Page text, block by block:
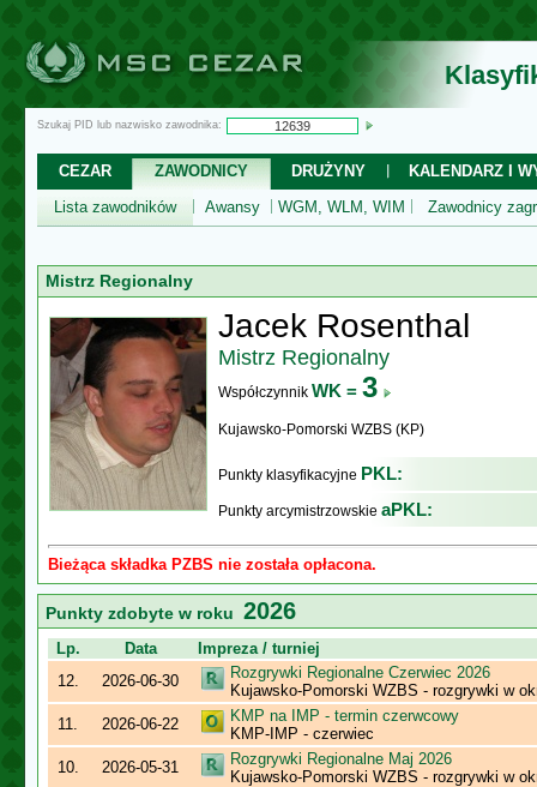
Szukaj PID lub nazwisko zawodnika:
CEZAR ZAWODNICY DRUŻYNY
KALENDARZ I
Lista zawodników
Awansy WGM, WLM, WIM Zawodnicy
Mistrz Regionalny
Jacek Rosenthal
Mistrz Regionalny
Współczynnik WK = 3
Kujawsko-Pomorski WZBS (KP)
Punkty klasyfikacyjne PKL:
Punkty arcymistrzowskie aPKL:
Bieżąca składka PZBS nie została opłacona.
Punkty zdobyte w roku 2026
Lp. Data
Impreza / turniej
12.
2026-06-30
Rozgrywki Regionalne Czerwiec 2026
Kujawsko-Pomorski WZBS - rozgrywki w
11.
2026-06-22
KMP na IMP - termin czerwcowy
KMP-IMP - czerwiec
10.
2026-05-31
Rozgrywki Regionalne Maj 2026
Kujawsko-Pomorski WZBS - rozgrywki w